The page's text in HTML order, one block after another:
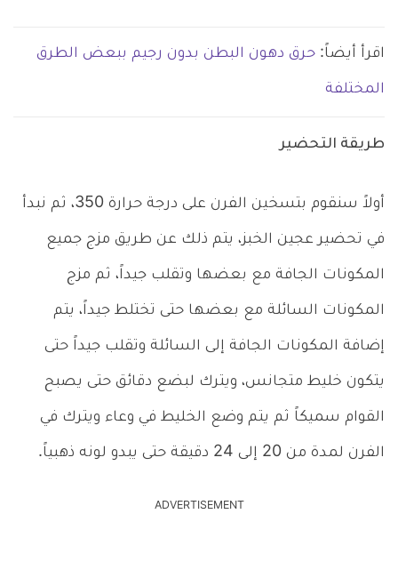
اقرأ أيضاً: حرق دهون البطن بدون رجيم ببعض الطرق
المختلفة
طريقة التحضير
أولاً سنقوم بتسخين الفرن على درجة حرارة 350، ثم نبدأ
في تحضير عجين الخبز، يتم ذلك عن طريق مزج جميع
المكونات الجافة مع بعضها وتقلب جيداً، ثم مزج
المكونات السائلة مع بعضها حتى تختلط جيداً، يتم
إضافة المكونات الجافة إلى السائلة وتقلب جيداً حتى
يتكون خليط متجانس، ويترك لبضع دقائق حتى يصبح
القوام سميكاً ثم يتم وضع الخليط في وعاء ويترك في
الفرن لمدة من 20 إلى 24 دقيقة حتى يبدو لونه ذهبياً.
ADVERTISEMENT